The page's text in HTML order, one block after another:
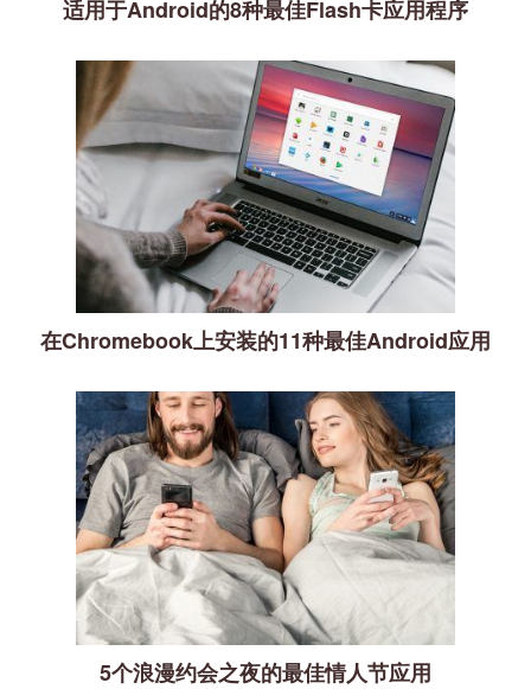
适用于Android的8种最佳Flash卡应用程序
在Chromebook上安装的11种最佳Android应用
5个浪漫约会之夜的最佳情人节应用